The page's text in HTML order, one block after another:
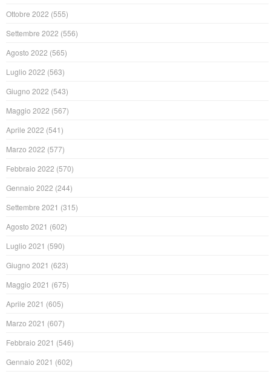
Ottobre 2022 (555)
Settembre 2022 (556)
Agosto 2022 (565)
Luglio 2022 (563)
Giugno 2022 (543)
Maggio 2022 (567)
Aprile 2022 (541)
Marzo 2022 (577)
Febbraio 2022 (570)
Gennaio 2022 (244)
Settembre 2021 (315)
Agosto 2021 (602)
Luglio 2021 (590)
Giugno 2021 (623)
Maggio 2021 (675)
Aprile 2021 (605)
Marzo 2021 (607)
Febbraio 2021 (546)
Gennaio 2021 (602)